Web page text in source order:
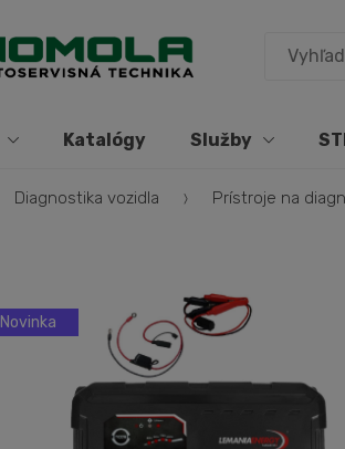
Katalógy Služby
Diagnostika vozidla Prístroje na
Novinka